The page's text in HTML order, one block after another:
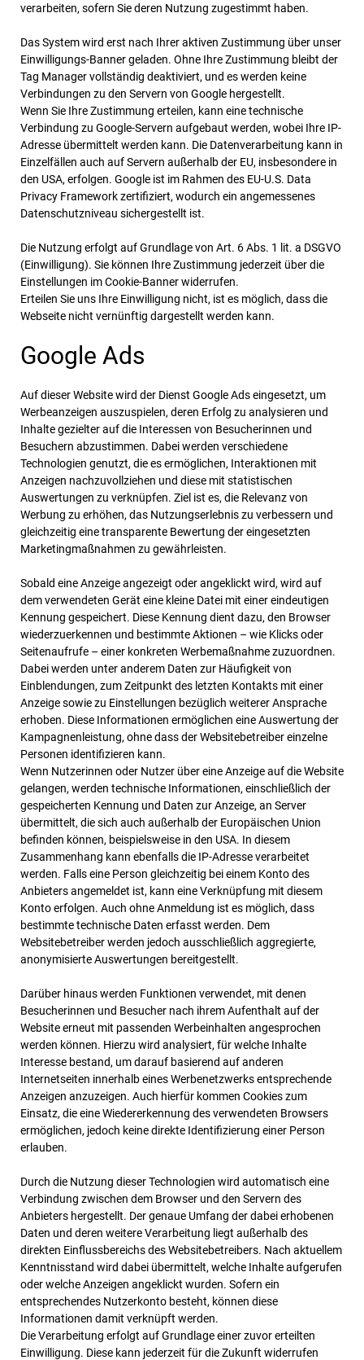
verarbeiten, sofern Sie deren Nutzung zugestimmt haben.
Das System wird erst nach Ihrer aktiven Zustimmung über unser
Einwilligungs-Banner geladen. Ohne Ihre Zustimmung bleibt der
Tag Manager vollständig deaktiviert, und es werden keine
Verbindungen zu den Servern von Google hergestellt.
Wenn Sie Ihre Zustimmung erteilen, kann eine technische
Verbindung zu Google-Servern aufgebaut werden, wobei Ihre IP-
Adresse übermittelt werden kann. Die Datenverarbeitung kann in
Einzelfällen auch auf Servern außerhalb der EU, insbesondere in
den USA, erfolgen. Google ist im Rahmen des EU-U.S. Data
Privacy Framework zertifiziert, wodurch ein angemessenes
Datenschutzniveau sichergestellt ist.
Die Nutzung erfolgt auf Grundlage von Art. 6 Abs. 1 lit. a DSGVO
(Einwilligung). Sie können Ihre Zustimmung jederzeit über die
Einstellungen im Cookie-Banner widerrufen.
Erteilen Sie uns Ihre Einwilligung nicht, ist es möglich, dass die
Webseite nicht vernünftig dargestellt werden kann.
Google Ads
Auf dieser Website wird der Dienst Google Ads eingesetzt, um
Werbeanzeigen auszuspielen, deren Erfolg zu analysieren und
Inhalte gezielter auf die Interessen von Besucherinnen und
Besuchern abzustimmen. Dabei werden verschiedene
Technologien genutzt, die es ermöglichen, Interaktionen mit
Anzeigen nachzuvollziehen und diese mit statistischen
Auswertungen zu verknüpfen. Ziel ist es, die Relevanz von
Werbung zu erhöhen, das Nutzungserlebnis zu verbessern und
gleichzeitig eine transparente Bewertung der eingesetzten
Marketingmaßnahmen zu gewährleisten.
Sobald eine Anzeige angezeigt oder angeklickt wird, wird auf
dem verwendeten Gerät eine kleine Datei mit einer eindeutigen
Kennung gespeichert. Diese Kennung dient dazu, den Browser
wiederzuerkennen und bestimmte Aktionen – wie Klicks oder
Seitenaufrufe – einer konkreten Werbemaßnahme zuzuordnen.
Dabei werden unter anderem Daten zur Häufigkeit von
Einblendungen, zum Zeitpunkt des letzten Kontakts mit einer
Anzeige sowie zu Einstellungen bezüglich weiterer Ansprache
erhoben. Diese Informationen ermöglichen eine Auswertung der
Kampagnenleistung, ohne dass der Websitebetreiber einzelne
Personen identifizieren kann.
Wenn Nutzerinnen oder Nutzer über eine Anzeige auf die Website
gelangen, werden technische Informationen, einschließlich der
gespeicherten Kennung und Daten zur Anzeige, an Server
übermittelt, die sich auch außerhalb der Europäischen Union
befinden können, beispielsweise in den USA. In diesem
Zusammenhang kann ebenfalls die IP-Adresse verarbeitet
werden. Falls eine Person gleichzeitig bei einem Konto des
Anbieters angemeldet ist, kann eine Verknüpfung mit diesem
Konto erfolgen. Auch ohne Anmeldung ist es möglich, dass
bestimmte technische Daten erfasst werden. Dem
Websitebetreiber werden jedoch ausschließlich aggregierte,
anonymisierte Auswertungen bereitgestellt.
Darüber hinaus werden Funktionen verwendet, mit denen
Besucherinnen und Besucher nach ihrem Aufenthalt auf der
Website erneut mit passenden Werbeinhalten angesprochen
werden können. Hierzu wird analysiert, für welche Inhalte
Interesse bestand, um darauf basierend auf anderen
Internetseiten innerhalb eines Werbenetzwerks entsprechende
Anzeigen anzuzeigen. Auch hierfür kommen Cookies zum
Einsatz, die eine Wiedererkennung des verwendeten Browsers
ermöglichen, jedoch keine direkte Identifizierung einer Person
erlauben.
Durch die Nutzung dieser Technologien wird automatisch eine
Verbindung zwischen dem Browser und den Servern des
Anbieters hergestellt. Der genaue Umfang der dabei erhobenen
Daten und deren weitere Verarbeitung liegt außerhalb des
direkten Einflussbereichs des Websitebetreibers. Nach aktuellem
Kenntnisstand wird dabei übermittelt, welche Inhalte aufgerufen
oder welche Anzeigen angeklickt wurden. Sofern ein
entsprechendes Nutzerkonto besteht, können diese
Informationen damit verknüpft werden.
Die Verarbeitung erfolgt auf Grundlage einer zuvor erteilten
Einwilligung. Diese kann jederzeit für die Zukunft widerrufen